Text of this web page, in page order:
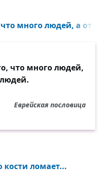
много людей, а
что много людей,
Еврейская пословица
кости ломает...